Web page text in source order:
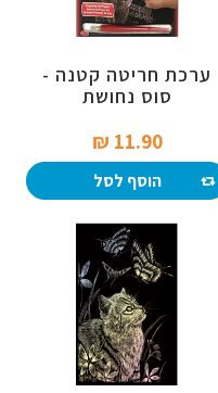
ערכת חריטה קטנה -
סוס נחושת
11.90 ₪‎
הוסף לסל